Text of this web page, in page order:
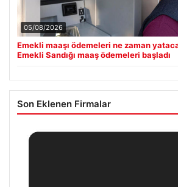
05/08/2026
Emekli maaşı ödemeleri ne zaman
Emekli Sandığı maaş ödemeleri başladı
Son Eklenen Firmalar